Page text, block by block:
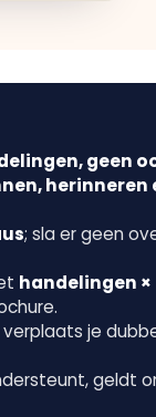
geen
herinneren
; sla er geen
handelingen
verplaats je
geldt